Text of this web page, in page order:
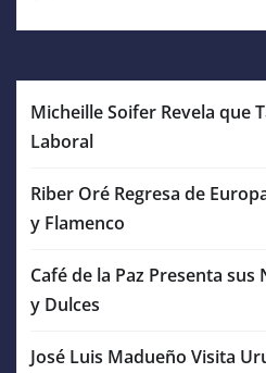
Micheille Soifer Revela que
Laboral
Riber Oré Regresa de
y Flamenco
Café de la Paz Presenta sus
y Dulces
José Luis Madueño Visita